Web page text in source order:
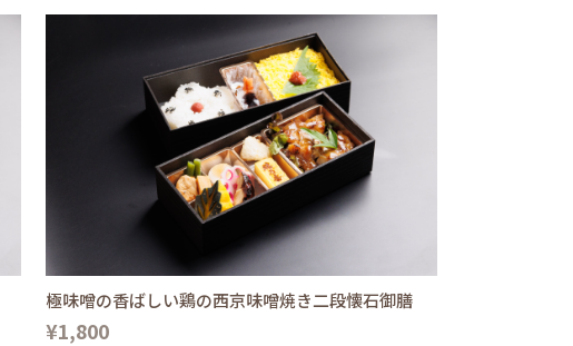
極味噌の香ばしい鶏の西京味噌焼き二段懐石御膳
¥1,800